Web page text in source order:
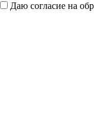
Даю согласие на